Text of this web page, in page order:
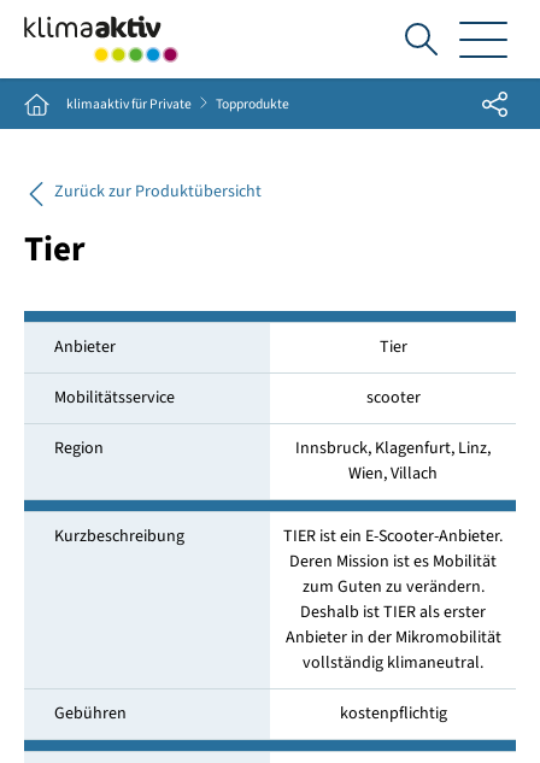
Ich
suche...
Home klimaaktiv für Private Topprodukte Share
Zurück zur Produktübersicht
Tier
Anbieter Tier
Mobilitätsservice scooter
Region
Innsbruck, Klagenfurt, Linz,
Wien, Villach
Kurzbeschreibung
TIER ist ein E-Scooter-Anbieter.
Deren Mission ist es Mobilität
zum Guten zu verändern.
Deshalb ist TIER als erster
Anbieter in der Mikromobilität
vollständig klimaneutral.
Gebühren kostenpflichtig